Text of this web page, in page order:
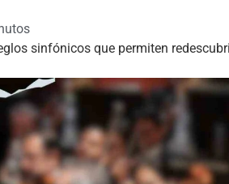
sinfónicos que permiten